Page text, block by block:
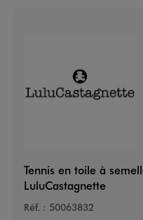
Tennis en toile à
LuluCastagnette
Réf. : 50063832